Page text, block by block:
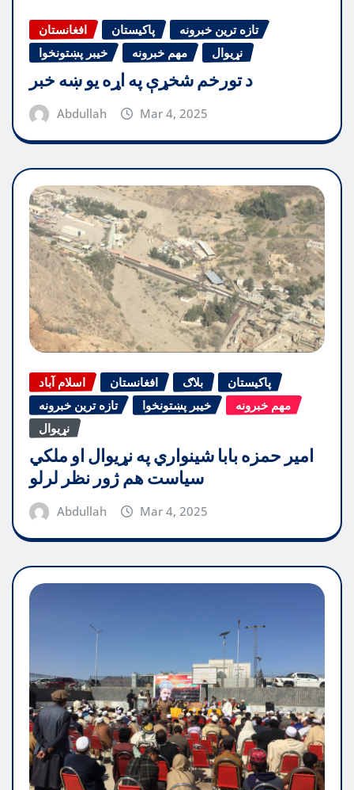
افغانستان پاکیستان
تازه ترین خبرونه
خیبر پښتونخوا
مهم خبرونه نړیوال
د تورخم شخړې په اړه یو ښه خبر
Abdullah Mar 4, 2025
اسلام آباد افغانستان بلاګ
پاکیستان
تازه ترین خبرونه
خیبر پښتونخوا
مهم خبرونه
نړیوال
امیر حمزه بابا شینواري په نړیوال او ملکي
سیاست هم ژور نظر لرلو
Abdullah Mar 4, 2025